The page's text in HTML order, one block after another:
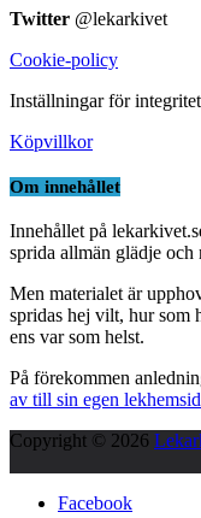
Twitter @lekarkivet
Cookie-policy
Inställningar för
Köpvillkor
Om innehållet
Innehållet på
sprida allmän glädje och
Men materialet är
spridas hej vilt, hur som
ens var som helst.
På förekommen
av till sin egen
Copyright © 2026
Facebook